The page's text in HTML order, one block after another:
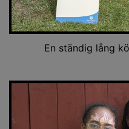
En ständig lång